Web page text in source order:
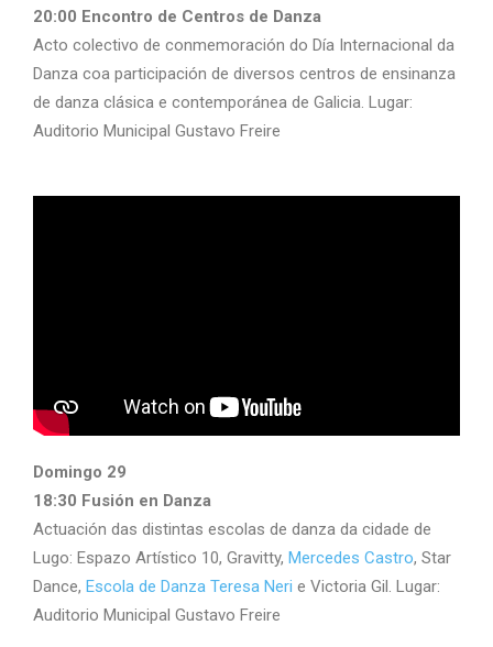
20:00 Encontro de Centros de Danza
Acto colectivo de conmemoración do Día Internacional da
Danza coa participación de diversos centros de ensinanza
de danza clásica e contemporánea de Galicia. Lugar:
Auditorio Municipal Gustavo Freire
Domingo 29
18:30 Fusión en Danza
Actuación das distintas escolas de danza da cidade de
Lugo: Espazo Artístico 10, Gravitty, Mercedes Castro, Star
Dance, Escola de Danza Teresa Neri e Victoria Gil. Lugar:
Auditorio Municipal Gustavo Freire